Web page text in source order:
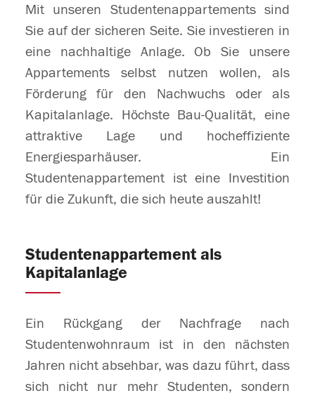
Mit unseren Studentenappartements sind
Sie auf der sicheren Seite. Sie investieren in
eine nachhaltige Anlage. Ob Sie unsere
Appartements selbst nutzen wollen, als
Förderung für den Nachwuchs oder als
Kapitalanlage. Höchste Bau-Qualität, eine
attraktive Lage und hocheffiziente
Energiesparhäuser. Ein
Studentenappartement ist eine Investition
für die Zukunft, die sich heute auszahlt!
Studentenappartement als
Kapitalanlage
Ein Rückgang der Nachfrage nach
Studentenwohnraum ist in den nächsten
Jahren nicht absehbar, was dazu führt, dass
sich nicht nur mehr Studenten, sondern